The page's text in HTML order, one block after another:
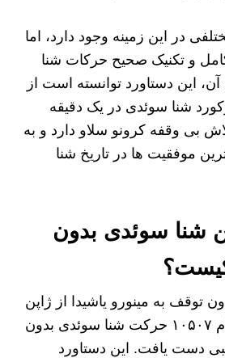
در این زمینه وجود دارد، اما
و تکنیک صحیح حرکات شنا
این دستاورد توانسته است از
شنا سوئدی در یک دقیقه
بی‌ وقفه کرونو سلاو دارد و به
موفقیت‌ ها در تاریخ شنا
شنا سوئدی بدون
توقف به مینورو یاشیدا از ژاپن
تعلق دارد. وی با انجام ۱۰۵۰۷ حرکت شنا سوئدی بدون
دست یافت. این دستاورد